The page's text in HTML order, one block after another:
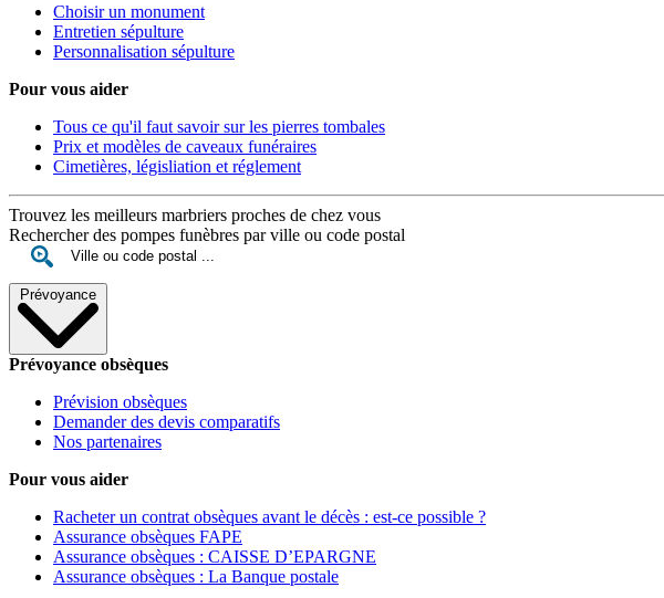
Choisir un monument
Entretien sépulture
Personnalisation sépulture
Pour vous aider
Tous ce qu'il faut savoir sur les pierres tombales
Prix et modèles de caveaux funéraires
Cimetières, législiation et réglement
Trouvez les meilleurs marbriers proches de chez vous
Rechercher des pompes funèbres par ville ou code postal
Prévoyance
Prévoyance obsèques
Prévision obsèques
Demander des devis comparatifs
Nos partenaires
Pour vous aider
Racheter un contrat obsèques avant le décès : est-ce possible ?
Assurance obsèques FAPE
Assurance obsèques : CAISSE D’EPARGNE
Assurance obsèques : La Banque postale